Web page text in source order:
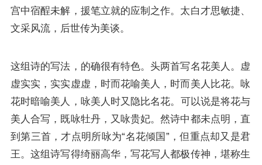
宫中宿酲未解，援笔立就的应制之作。太白才思敏捷、
文采风流，后世传为美谈。
这组诗的写法，的确很有特色。头两首写名花美人。虚
虚实实，实实虚虚，时而花喻美人，时而美人比花。咏
花时暗喻美人，咏美人时又隐比名花。可以说是将花与
美人合写，既咏牡丹，又咏贵妃。然诗中都未点明，直
到第三首，才点明所咏为“名花倾国 ”，但重点却又是君
王。这组诗写得绮丽高华，写花写人都极传神，堪称生